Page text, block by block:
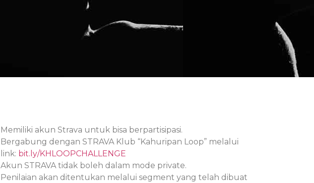
Memiliki akun Strava untuk bisa berpartisipasi.
Bergabung dengan STRAVA Klub “Kahuripan Loop” melalui
link: bit.ly/KHLOOPCHALLENGE
Akun STRAVA tidak boleh dalam mode private.
Penilaian akan ditentukan melalui segment yang telah dibuat